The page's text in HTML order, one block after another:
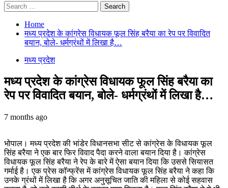
Search
for:
Home
मध्य प्रदेश के कांग्रेस विधायक फूल सिंह बरैया का रेप पर विवादित
बयान, बोले- धर्मग्रंथों में लिखा है…
मध्य प्रदेश
मध्य प्रदेश के कांग्रेस विधायक फूल सिंह बरैया का
रेप पर विवादित बयान, बोले- धर्मग्रंथों में लिखा है…
7 months ago
भोपाल। मध्य प्रदेश की भांडेर विधानसभा सीट से कांग्रेस के विधायक फूल
सिंह बरैया ने एक बार फिर विवाद पैदा करने वाला बयान दिया है। कांग्रेस
विधायक फूल सिंह बरैया ने रेप के बारे में ऐसा बयान दिया कि उससे सियासत
गर्माई है। एक प्रेस कॉन्फ्रेंस में कांग्रेस विधायक फूल सिंह बरैया ने कहा कि
उनके ग्रंथों में लिखा है कि अगर अनुसूचित जाति की महिला से कोई सहवास